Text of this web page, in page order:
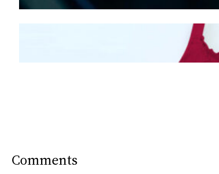
Mengintip Kepribadian
Wanita Dari Warna Bra
Comments